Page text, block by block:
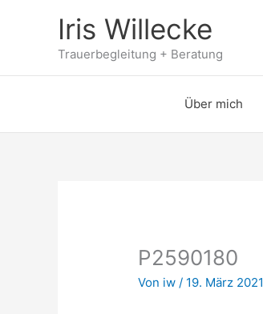
Iris Willecke
Trauerbegleitung + Beratung
Über mich
P2590180
Von iw/ 19. März 2021